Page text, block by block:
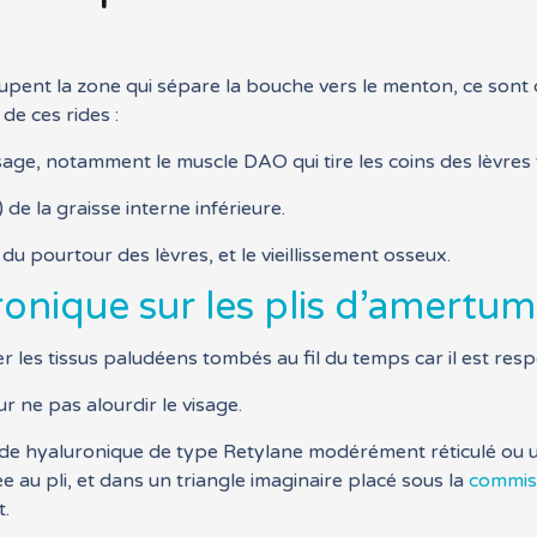
la zone qui sépare la bouche vers le menton, ce sont
ces rides :
notamment le muscle DAO qui tire les coins des lèvres
la graisse interne inférieure.
pourtour des lèvres, et le vieillissement osseux.
sur les plis
les tissus paludéens tombés au fil du temps car il est
ne pas alourdir le visage.
hyaluronique de type Retylane modérément réticulé
au pli, et dans un triangle imaginaire placé sous la